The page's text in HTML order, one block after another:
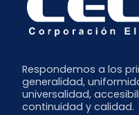
Respondemos a los
generalidad,
universalidad,
continuidad y calidad.